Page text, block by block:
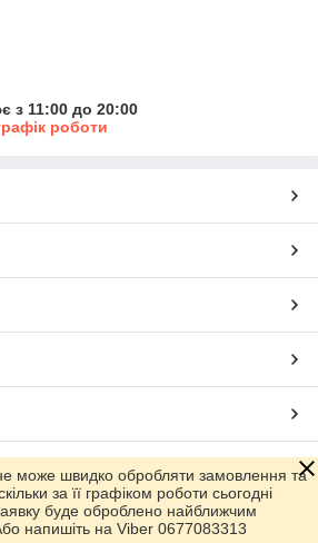
з 11:00 до 20:00
роботи
Prom.ua
може швидко обробляти замовлення та
за її графіком роботи сьогодні
буде оброблено найближчим
напишіть на Viber 0677083313